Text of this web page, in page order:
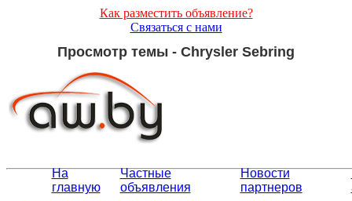
Как разместить объявление?
Связаться с нами
Просмотр темы - Chrysler Sebring
На
главную
Частные
объявления
Новости
партнеров